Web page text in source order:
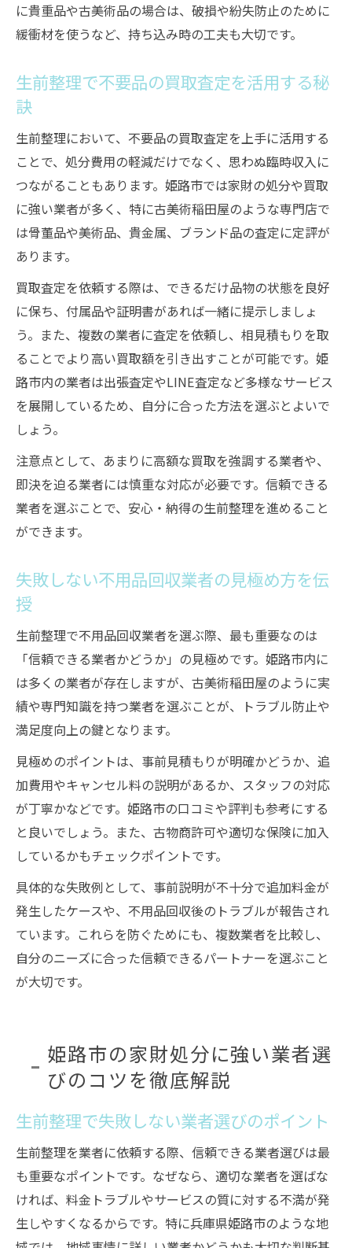
に貴重品や古美術品の場合は、破損や紛失防止のために
緩衝材を使うなど、持ち込み時の工夫も大切です。
生前整理で不要品の買取査定を活用する秘
訣
生前整理において、不要品の買取査定を上手に活用する
ことで、処分費用の軽減だけでなく、思わぬ臨時収入に
つながることもあります。姫路市では家財の処分や買取
に強い業者が多く、特に古美術稲田屋のような専門店で
は骨董品や美術品、貴金属、ブランド品の査定に定評が
あります。
買取査定を依頼する際は、できるだけ品物の状態を良好
に保ち、付属品や証明書があれば一緒に提示しましょ
う。また、複数の業者に査定を依頼し、相見積もりを取
ることでより高い買取額を引き出すことが可能です。姫
路市内の業者は出張査定やLINE査定など多様なサービス
を展開しているため、自分に合った方法を選ぶとよいで
しょう。
注意点として、あまりに高額な買取を強調する業者や、
即決を迫る業者には慎重な対応が必要です。信頼できる
業者を選ぶことで、安心・納得の生前整理を進めること
ができます。
失敗しない不用品回収業者の見極め方を伝
授
生前整理で不用品回収業者を選ぶ際、最も重要なのは
「信頼できる業者かどうか」の見極めです。姫路市内に
は多くの業者が存在しますが、古美術稲田屋のように実
績や専門知識を持つ業者を選ぶことが、トラブル防止や
満足度向上の鍵となります。
見極めのポイントは、事前見積もりが明確かどうか、追
加費用やキャンセル料の説明があるか、スタッフの対応
が丁寧かなどです。姫路市の口コミや評判も参考にする
と良いでしょう。また、古物商許可や適切な保険に加入
しているかもチェックポイントです。
具体的な失敗例として、事前説明が不十分で追加料金が
発生したケースや、不用品回収後のトラブルが報告され
ています。これらを防ぐためにも、複数業者を比較し、
自分のニーズに合った信頼できるパートナーを選ぶこと
が大切です。
姫路市の家財処分に強い業者選
びのコツを徹底解説
生前整理で失敗しない業者選びのポイント
生前整理を業者に依頼する際、信頼できる業者選びは最
も重要なポイントです。なぜなら、適切な業者を選ばな
ければ、料金トラブルやサービスの質に対する不満が発
生しやすくなるからです。特に兵庫県姫路市のような地